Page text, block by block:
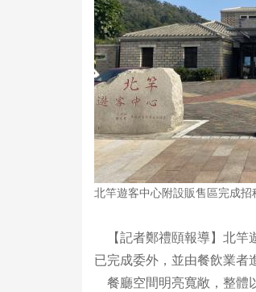
北竿遊客中心附設販售區完成
【記者鄭禮頤報導】北竿
已完成委外，並由餐飲業者
餐廳空間明亮寬敞，整體